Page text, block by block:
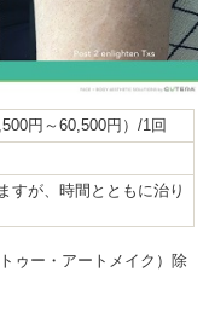
円～60,500円）/1回
すが、時間とともに治り
ゥー・アートメイク）除